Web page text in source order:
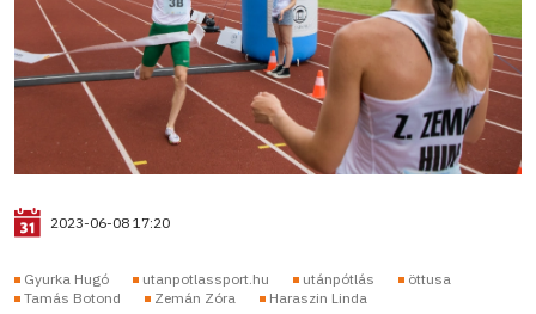
2023-06-08 17:20
Gyurka Hugó utanpotlassport.hu utánpótlás
öttusa
Tamás Botond
Zemán Zóra Haraszin Linda